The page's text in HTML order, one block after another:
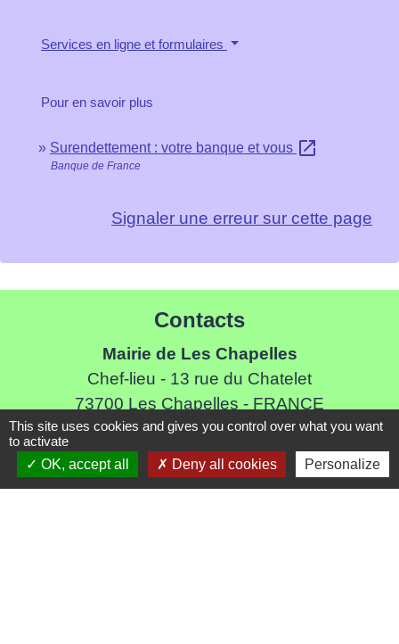
Services en ligne et formulaires
Pour en savoir plus
Surendettement : votre banque et vous open_in_new
Banque de France
Signaler une erreur sur cette page
Contacts
Mairie de Les Chapelles
Chef-lieu - 13 rue du Chatelet
73700 Les Chapelles - FRANCE
+33 7 89 22 08 48
Contact par formulaire
This site uses cookies and gives you control over what you want
to activate
OK, accept all
Deny all cookies Personalize